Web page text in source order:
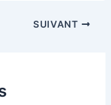
SUIVANT